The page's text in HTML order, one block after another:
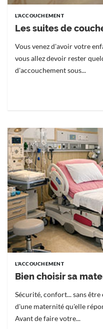
L'ACCOUCHEMENT
Les suites de
Vous venez d'avoir votre
vous allez devoir rester
d'accouchement sous...
L'ACCOUCHEMENT
Bien choisir sa
Sécurité, confort... sans
d'une maternité qu'elle
Avant de faire votre...